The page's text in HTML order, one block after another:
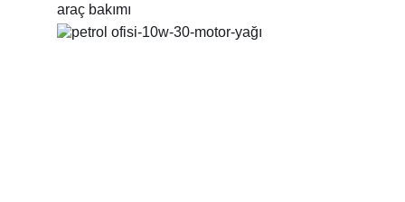
araç bakımı